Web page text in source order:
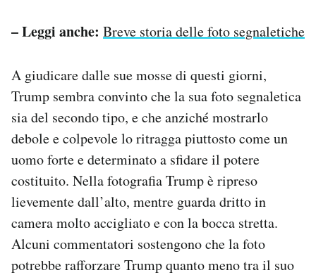
– Leggi anche: Breve storia delle foto segnaletiche
A giudicare dalle sue mosse di questi giorni,
Trump sembra convinto che la sua foto segnaletica
sia del secondo tipo, e che anziché mostrarlo
debole e colpevole lo ritragga piuttosto come un
uomo forte e determinato a sfidare il potere
costituito. Nella fotografia Trump è ripreso
lievemente dall’alto, mentre guarda dritto in
camera molto accigliato e con la bocca stretta.
Alcuni commentatori sostengono che la foto
potrebbe rafforzare Trump quanto meno tra il suo